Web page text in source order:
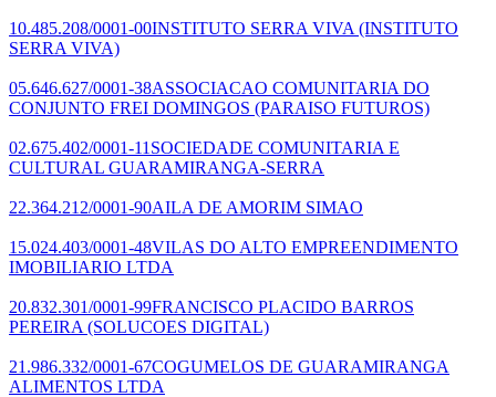
10.485.208/0001-00INSTITUTO SERRA VIVA (INSTITUTO
SERRA VIVA)
05.646.627/0001-38ASSOCIACAO COMUNITARIA DO
CONJUNTO FREI DOMINGOS (PARAISO FUTUROS)
02.675.402/0001-11 SOCIEDADE COMUNITARIA E
CULTURAL GUARAMIRANGA-SERRA
22.364.212/0001-90AILA DE AMORIM SIMAO
15.024.403/0001-48VILAS DO ALTO EMPREENDIMENTO
IMOBILIARIO LTDA
20.832.301/0001-99FRANCISCO PLACIDO BARROS
PEREIRA (SOLUCOES DIGITAL)
21.986.332/0001-67COGUMELOS DE GUARAMIRANGA
ALIMENTOS LTDA